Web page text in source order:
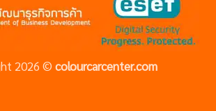
2026 © colourcarcenter.com